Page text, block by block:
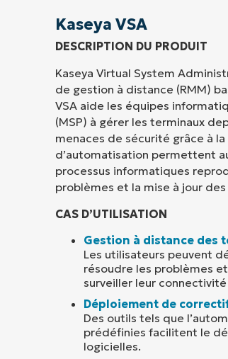
Kaseya VSA
DESCRIPTION DU PRODUIT
Kaseya Virtual System
de gestion à distance (RMM)
VSA aide les équipes
(MSP) à gérer les terminaux
menaces de sécurité grâce à
d’automatisation permettent
processus informatiques
problèmes et la mise à jour
CAS D’UTILISATION
Gestion à distance des
Les utilisateurs peuvent
résoudre les problèmes
surveiller leur connectivité
Déploiement de
Des outils tels que
prédéfinies facilitent le
logicielles.
Company